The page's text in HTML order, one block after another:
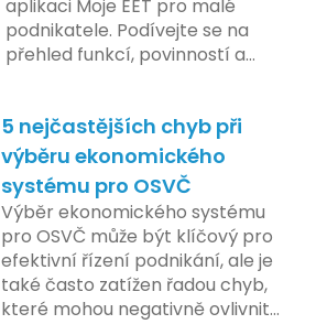
aplikaci Moje EET pro malé
podnikatele. Podívejte se na
přehled funkcí, povinností a
5 nejčastějších chyb při
výběru ekonomického
systému pro OSVČ
Výběr ekonomického systému
pro OSVČ může být klíčový pro
efektivní řízení podnikání, ale je
také často zatížen řadou chyb,
které mohou negativně ovlivnit